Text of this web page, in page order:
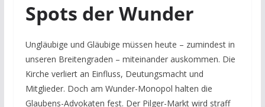
Spots der Wunder
Ungläubige und Gläubige müssen heute – zumindest in
unseren Breitengraden – miteinander auskommen. Die
Kirche verliert an Einfluss, Deutungsmacht und
Mitglieder. Doch am Wunder-Monopol halten die
Glaubens-Advokaten fest. Der Pilger-Markt wird straff